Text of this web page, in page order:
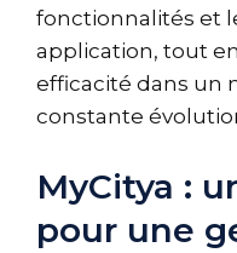
fonctionnalités et
application, tout
efficacité dans un
constante
MyCitya :
pour une